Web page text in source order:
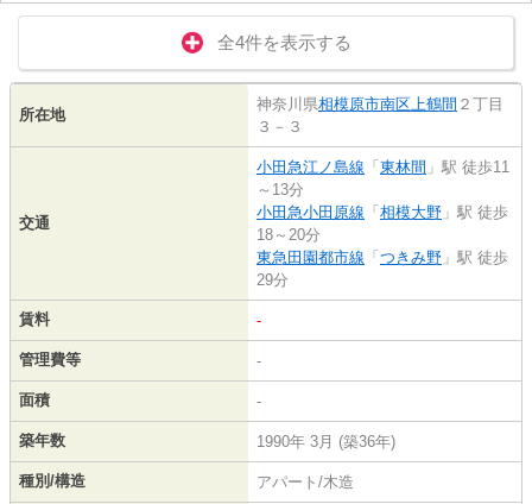
全4件を表示する
所在地
神奈川県相模原市南区 上鶴間 ２丁目
３－３
交通
小田急江ノ島線 「東林間 」駅 徒歩11
～13分
小田急小田原線 「相模大野 」駅 徒歩
18～20分
東急田園都市線 「つきみ野 」駅 徒歩
29分
賃料 -
管理費等 -
面積 -
築年数 1990年 3月 (築36年)
種別/構造 アパート/木造